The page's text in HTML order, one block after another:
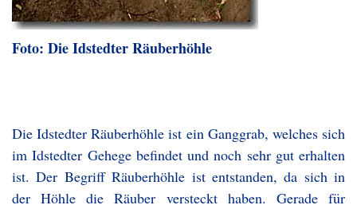
Foto: Die Idstedter Räuberhöhle
Die Idstedter Räuberhöhle ist ein Ganggrab, welches sich
im Idstedter Gehege befindet und noch sehr gut erhalten
ist. Der Begriff Räuberhöhle ist entstanden, da sich in
der Höhle die Räuber versteckt haben. Gerade für